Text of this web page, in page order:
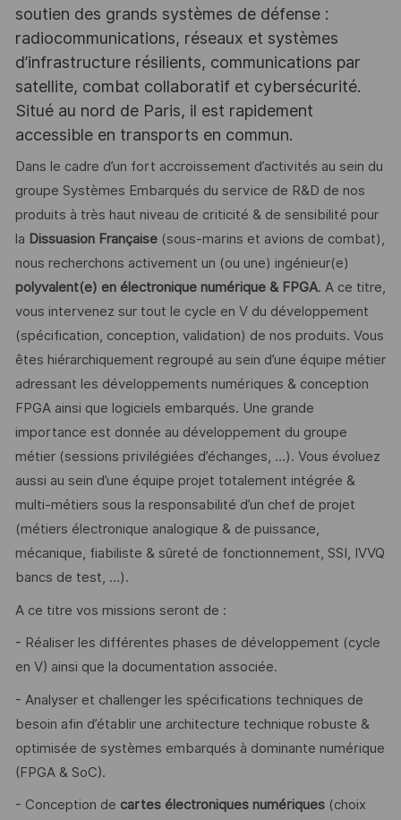
soutien des grands systèmes de défense :
radiocommunications, réseaux et systèmes
d’infrastructure résilients, communications par
satellite, combat collaboratif et cybersécurité.
Situé au nord de Paris, il est rapidement
accessible en transports en commun.
Dans le cadre d’un fort accroissement d’activités au sein du
groupe Systèmes Embarqués du service de R&D de nos
produits à très haut niveau de criticité & de sensibilité pour
la Dissuasion Française(sous-marins et avions de combat),
nous recherchons activement un (ou une) ingénieur(e)
polyvalent(e) en électronique numérique & FPGA. A ce titre,
vous intervenez sur tout le cycle en V du développement
(spécification, conception, validation) de nos produits. Vous
êtes hiérarchiquement regroupé au sein d’une équipe métier
adressant les développements numériques & conception
FPGA ainsi que logiciels embarqués. Une grande
importance est donnée au développement du groupe
métier (sessions privilégiées d’échanges, …). Vous évoluez
aussi au sein d’une équipe projet totalement intégrée &
multi-métiers sous la responsabilité d’un chef de projet
(métiers électronique analogique & de puissance,
mécanique, fiabiliste & sûreté de fonctionnement, SSI, IVVQ
bancs de test, …).
A ce titre vos missions seront de :
- Réaliser les différentes phases de développement (cycle
en V) ainsi que la documentation associée.
- Analyser et challenger les spécifications techniques de
besoin afin d’établir une architecture technique robuste &
optimisée de systèmes embarqués à dominante numérique
(FPGA & SoC).
- Conception de cartes électroniques numériques(choix